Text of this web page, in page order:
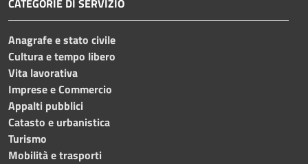
Anagrafe e stato civile
Cultura e tempo libero
Vita lavorativa
Imprese e Commercio
Appalti pubblici
Catasto e urbanistica
Turismo
Mobilità e trasporti